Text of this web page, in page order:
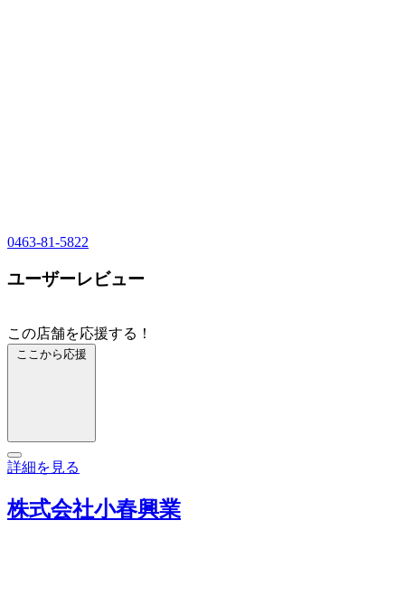
0463-81-5822
ユーザーレビュー
この店舗を応援する！
ここから応援
詳細を見る
株式会社小春興業